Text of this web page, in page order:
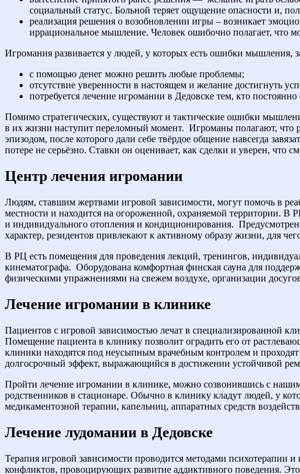
социальный статус. Больной теряет ощущение опасности и,
реализация решения о возобновлении игры – возникает
иррациональное мышление. Человек ошибочно полагает, что
Игромания развивается у людей, у которых есть ошибки мышления,
с помощью денег можно решить любые проблемы;
отсутствие уверенности в настоящем и желание достигнуть
потребуется лечение игромании в Дедовске тем, кто
Помимо стратегических, существуют и тактические ошибки
в их жизни наступит переломный момент. Игроманы полагают, что
эпизодом, после которого дали себе твёрдое общение навсегда
потере не серьёзно. Ставки он оценивает, как сделки и уверен, что
Центр лечения игромании
Людям, ставшим жертвами игровой зависимости, могут помочь в
местности и находится на огороженной, охраняемой территории. В
и индивидуального отопления и кондиционирования.
характер, резидентов привлекают к активному образу жизни, для
В РЦ есть помещения для проведения лекций, тренингов,
кинематографа. Оборудована комфортная финская сауна для
физическими упражнениями на свежем воздухе, организации
Лечение игромании в клинике
Пациентов с игровой зависимостью лечат в специализированной
Помещение пациента в клинику позволит оградить его от
клиники находятся под неусыпным врачебным контролем и
долгосрочный эффект, выражающийся в достижении устойчивой
Пройти лечение игромании в клинике, можно созвонившись с
родственников в стационаре. Обычно в клинику кладут людей, у
медикаментозной терапии, капельниц, аппаратных средств
Лечение лудомании в Дедовске
Терапия игровой зависимости проводится методами психотерапии
конфликтов, провоцирующих развитие аддиктивного поведения.